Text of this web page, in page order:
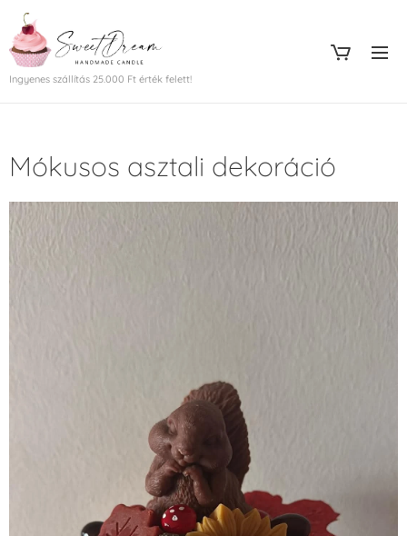
Ingyenes szállítás 25.000 Ft érték felett!
Mókusos asztali dekoráció